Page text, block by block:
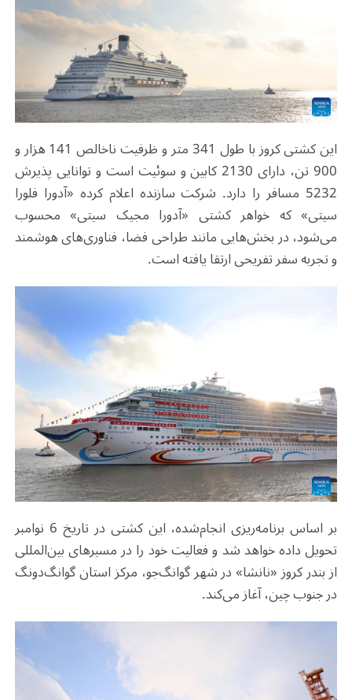
این کشتی کروز با طول 341 متر و ظرفیت ناخالص 141 هزار و
900 تن، دارای 2130 کابین و سوئیت است و توانایی پذیرش
5232 مسافر را دارد. شرکت سازنده اعلام کرده «آدورا فلورا
سیتی» که خواهر کشتی «آدورا مجیک سیتی» محسوب
می‌شود، در بخش‌هایی مانند طراحی فضا، فناوری‌های هوشمند
و تجربه سفر تفریحی ارتقا یافته است.
بر اساس برنامه‌ریزی انجام‌شده، این کشتی در تاریخ 6 نوامبر
تحویل داده خواهد شد و فعالیت خود را در مسیرهای بین‌المللی
از بندر کروز «نانشا» در شهر گوانگ‌جو، مرکز استان گوانگ‌دونگ
در جنوب چین، آغاز می‌کند.